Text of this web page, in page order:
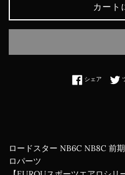
カート
シェア
ロードスター NB6C NB8C 前
ロパーツ